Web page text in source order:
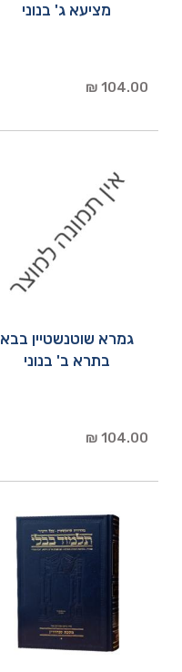
מציעא ג' בנוני
104.00 ₪
גמרא שוטנשטיין בבא
בתרא ב' בנוני
104.00 ₪